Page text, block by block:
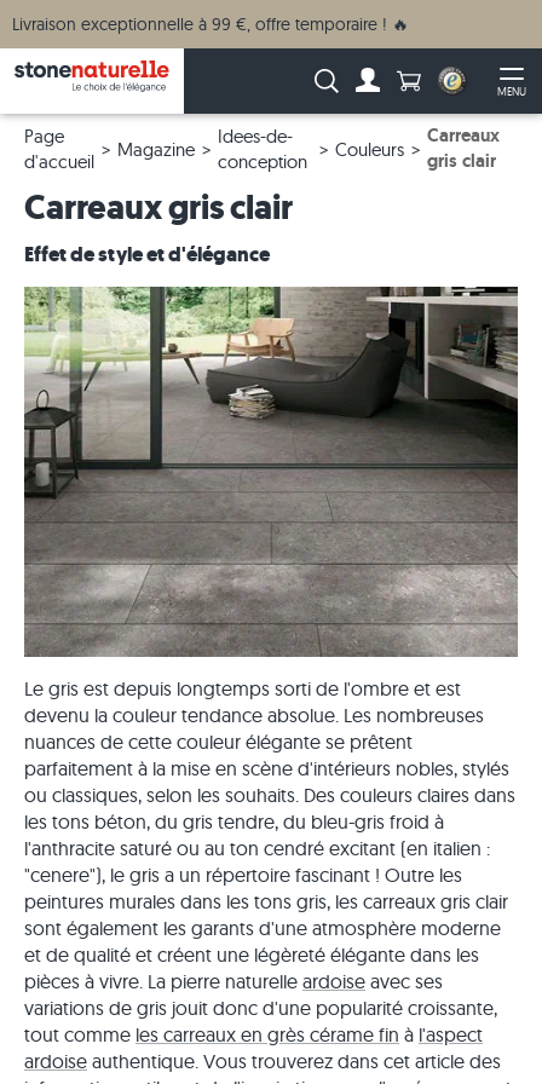
Livraison exceptionnelle à 99 €, offre temporaire ! 🔥
MENU
Recherche :Anzahl
Page
d'accueil
Magazine
Idees-de-
conception
Couleurs
Carreaux
gris clair
Carreaux gris clair
Effet de style et d'élégance
Le gris est depuis longtemps sorti de l'ombre et est
devenu la couleur tendance absolue. Les nombreuses
nuances de cette couleur élégante se prêtent
parfaitement à la mise en scène d'intérieurs nobles, stylés
ou classiques, selon les souhaits. Des couleurs claires dans
les tons béton, du gris tendre, du bleu-gris froid à
l'anthracite saturé ou au ton cendré excitant (en italien :
"cenere"), le gris a un répertoire fascinant ! Outre les
peintures murales dans les tons gris, les carreaux gris clair
sont également les garants d'une atmosphère moderne
et de qualité et créent une légèreté élégante dans les
pièces à vivre. La pierre naturelle ardoise avec ses
variations de gris jouit donc d'une popularité croissante,
tout comme les carreaux en grès cérame fin à l'aspect
ardoise authentique. Vous trouverez dans cet article des